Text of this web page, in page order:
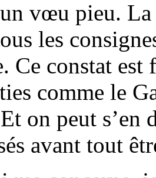
vœu pieu. La
les
Ce constat est
comme le
on peut s’en
avant tout